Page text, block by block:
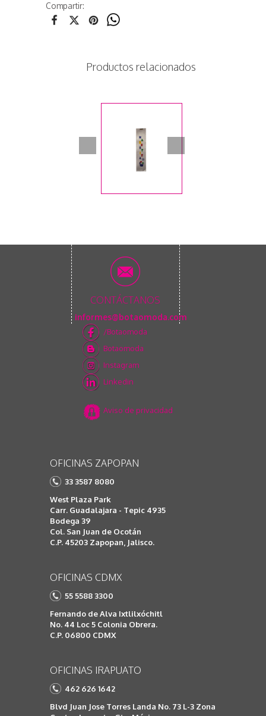
Compartir:
Productos relacionados
CONTÁCTANOS
informes@botaomoda.com
/Botaomoda
Botaomoda
Instagram
Linkedin
Aviso de privacidad
OFICINAS ZAPOPAN
33 3587 8080
West Plaza Park
Carr. Guadalajara - Tepic 4935
Bodega 39
Col. San Juan de Ocotán
C.P. 45203 Zapopan, Jalisco.
OFICINAS CDMX
55 5588 3300
Fernando de Alva Ixtlilxóchitl
No. 44 Loc 5 Colonia Obrera.
C.P. 06800 CDMX
OFICINAS IRAPUATO
462 626 1642
Blvd Juan Jose Torres Landa No. 73 L-3 Zona